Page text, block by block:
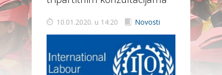
10.01.2020. u 14:20 Novosti